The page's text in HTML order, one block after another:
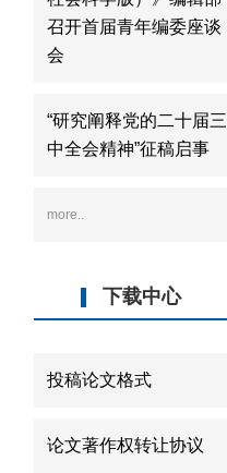
召开首届青年编委座谈
会
“研究阐释党的二十届三
中全会精神”征稿启事
more..
下载中心
投稿论文格式
论文著作权转让协议